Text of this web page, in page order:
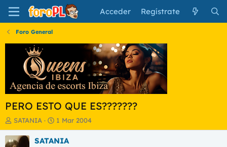
Acceder Regístrate
Foro General
PERO ESTO QUE ES???????
I
n
i
SATANIA
F
e
c
1 Mar 2004
SATANIA